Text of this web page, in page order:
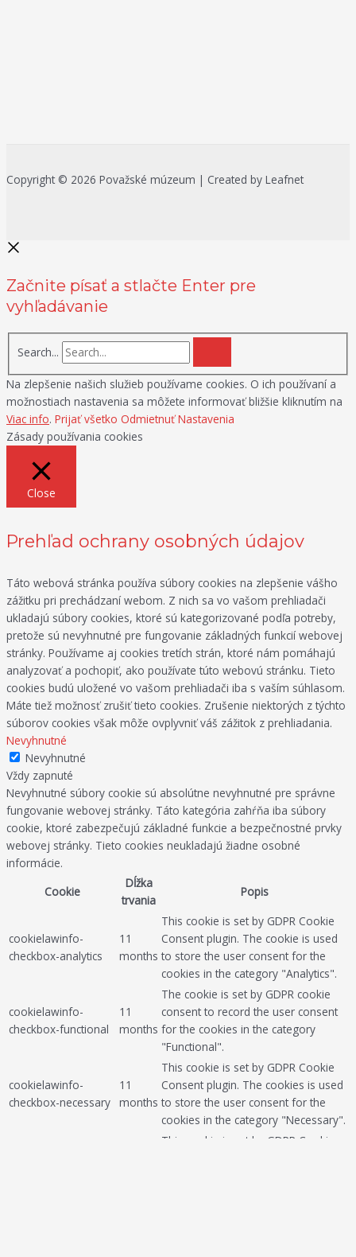
Copyright © 2026 Považské múzeum | Created by Leafnet
Začnite písať a stlačte Enter pre
vyhľadávanie
Search...
Na zlepšenie našich služieb používame cookies. O ich používaní a
možnostiach nastavenia sa môžete informovať bližšie kliknutím na
Viac info. Prijať všetko Odmietnuť Nastavenia
Zásady používania cookies
Close
Prehľad ochrany osobných údajov
Táto webová stránka používa súbory cookies na zlepšenie vášho
zážitku pri prechádzaní webom. Z nich sa vo vašom prehliadači
ukladajú súbory cookies, ktoré sú kategorizované podľa potreby,
pretože sú nevyhnutné pre fungovanie základných funkcií webovej
stránky. Používame aj cookies tretích strán, ktoré nám pomáhajú
analyzovať a pochopiť, ako používate túto webovú stránku. Tieto
cookies budú uložené vo vašom prehliadači iba s vaším súhlasom.
Máte tiež možnosť zrušiť tieto cookies. Zrušenie niektorých z týchto
súborov cookies však môže ovplyvniť váš zážitok z prehliadania.
Nevyhnutné
Nevyhnutné
Vždy zapnuté
Nevyhnutné súbory cookie sú absolútne nevyhnutné pre správne
fungovanie webovej stránky. Táto kategória zahŕňa iba súbory
cookie, ktoré zabezpečujú základné funkcie a bezpečnostné prvky
webovej stránky. Tieto cookies neukladajú žiadne osobné
informácie.
Cookie
Dĺžka
trvania
Popis
cookielawinfo-
checkbox-analytics
11
months
This cookie is set by GDPR Cookie
Consent plugin. The cookie is used
to store the user consent for the
cookies in the category "Analytics".
cookielawinfo-
checkbox-functional
11
months
The cookie is set by GDPR cookie
consent to record the user consent
for the cookies in the category
"Functional".
cookielawinfo-
checkbox-necessary
11
months
This cookie is set by GDPR Cookie
Consent plugin. The cookies is used
to store the user consent for the
cookies in the category "Necessary".
This cookie is set by GDPR Cookie